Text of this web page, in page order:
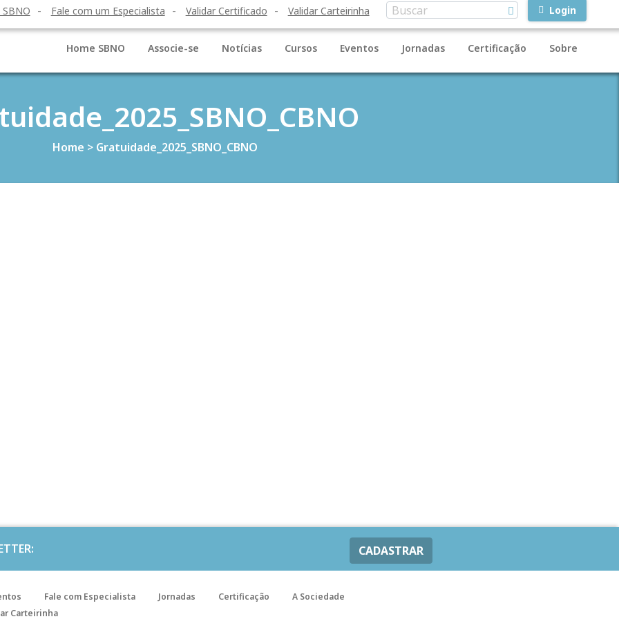
Fale com um Especialista Validar Certificado Validar Carteirinha Login
Home SBNO Associe-se Notícias Cursos Eventos Jornadas Certificação Sobre
Home > Gratuidade_2025_SBNO_CBNO
CADASTRAR
Fale com Especialista Jornadas Certificação
A Sociedade
Carteirinha